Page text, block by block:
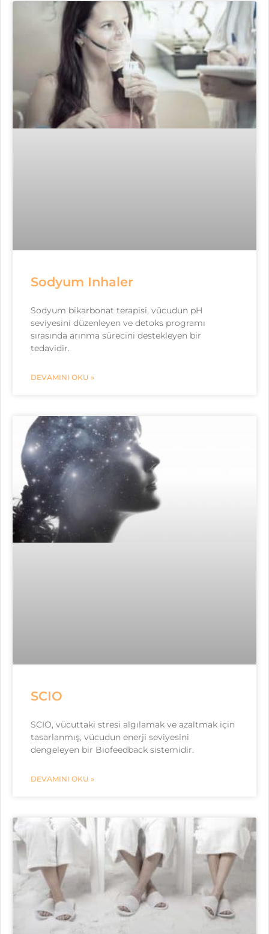
Sodyum Inhaler
Sodyum bikarbonat terapisi, vücudun pH
seviyesini düzenleyen ve detoks programı
sırasında arınma sürecini destekleyen bir
tedavidir.
DEVAMINI OKU »
SCIO
SCIO, vücuttaki stresi algılamak ve azaltmak için
tasarlanmış, vücudun enerji seviyesini
dengeleyen bir Biofeedback sistemidir.
DEVAMINI OKU »